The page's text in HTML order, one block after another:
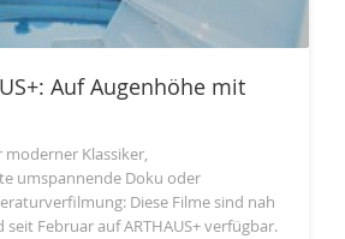
Auf Augenhöhe mit
Klassiker,
umspannende Doku oder
Diese Filme sind nah
Februar auf ARTHAUS+ verfügbar.